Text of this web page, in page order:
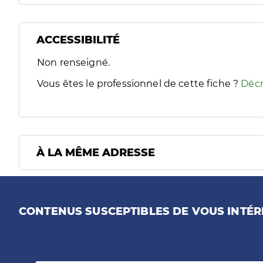
ACCESSIBILITÉ
Filtres
Sélectionnez un ou plusieurs handicaps/besoins
Non renseigné.
Vous êtes le professionnel de cette fiche ?
À LA MÊME ADRESSE
CONTENUS SUSCEPTIBLES DE VOUS